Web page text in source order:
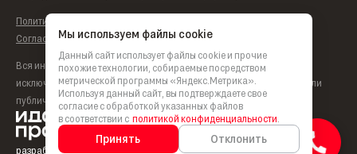
Политика обработки персональных данных
Согласие на обработку персональных данных
Вся информация, представленная на данном сайте, носит
исключительно информационный характер, не является офертой или
публичной офертой согласно ст. 435, п. 2 ст. 437 ГК РФ.
разработка сайта
Мы используем файлы cookie
Данный сайт использует файлы cookie и прочие
похожие технологии, собираемые посредством
метрической программы «Яндекс.Метрика».
Используя данный сайт, вы подтверждаете свое
согласие с обработкой указанных файлов
в соответствии с политикой конфиденциальности
Принять Отклонить